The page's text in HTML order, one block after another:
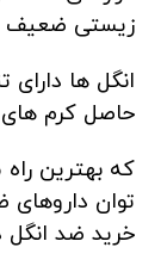
زیستی ضعیف
انگل ها دارای
حاصل کرم
که بهترین
توان داروهای
خرید ضد انگل